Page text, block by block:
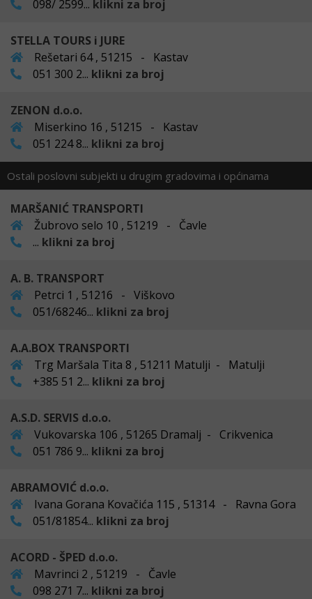
098/ 2599... klikni za broj
STELLA TOURS i JURE
Rešetari 64 , 51215 - Kastav
051 300 2... klikni za broj
ZENON d.o.o.
Miserkino 16 , 51215 - Kastav
051 224 8... klikni za broj
Ostali poslovni subjekti u drugim gradovima i općinama
MARŠANIĆ TRANSPORTI
Žubrovo selo 10 , 51219 - Čavle
... klikni za broj
A. B. TRANSPORT
Petrci 1 , 51216 - Viškovo
051/68246... klikni za broj
A.A.BOX TRANSPORTI
Trg Maršala Tita 8 , 51211 Matulji - Matulji
+385 51 2... klikni za broj
A.S.D. SERVIS d.o.o.
Vukovarska 106 , 51265 Dramalj - Crikvenica
051 786 9... klikni za broj
ABRAMOVIĆ d.o.o.
Ivana Gorana Kovačića 115 , 51314 - Ravna Gora
051/81854... klikni za broj
ACORD - ŠPED d.o.o.
Mavrinci 2 , 51219 - Čavle
098 271 7... klikni za broj